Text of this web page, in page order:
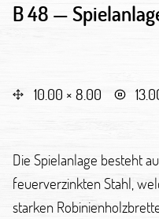
B 48 —
10.00 × 8.00
Die Spielanlage besteht
feuerverzinkten Stahl,
starken